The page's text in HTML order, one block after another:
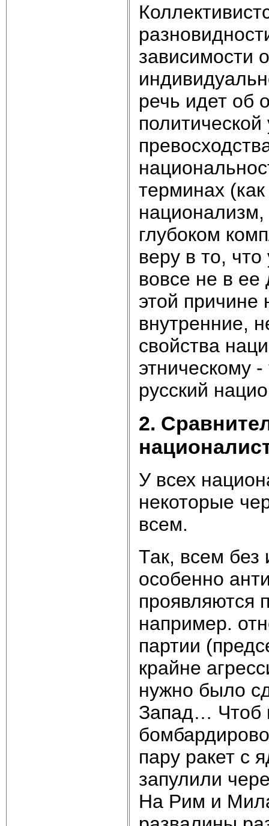
зависимости
речь идет об
терминах
национализм,
глубоком
веру в то,
вовсе не в
этой причине
внутренние,
свойства
этническому
русский
2.
У всех
некоторые
всем.
Так, всем без
особенно
проявляются
например.
партии
крайне
нужно было
Запад… Чтоб
пару ракет с
запулили
На Рим и